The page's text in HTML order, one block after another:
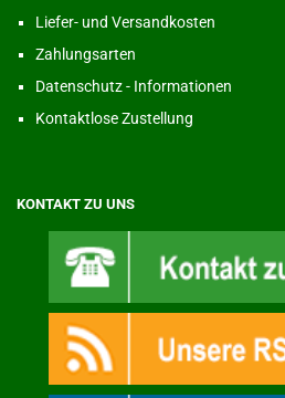
Liefer- und Versandkosten
Zahlungsarten
Datenschutz - Informationen
Kontaktlose Zustellung
KONTAKT ZU UNS